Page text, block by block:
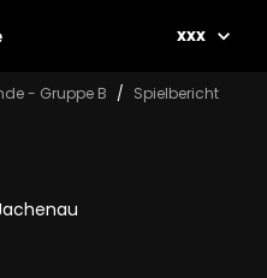
xxx
- Gruppe B Spielbericht